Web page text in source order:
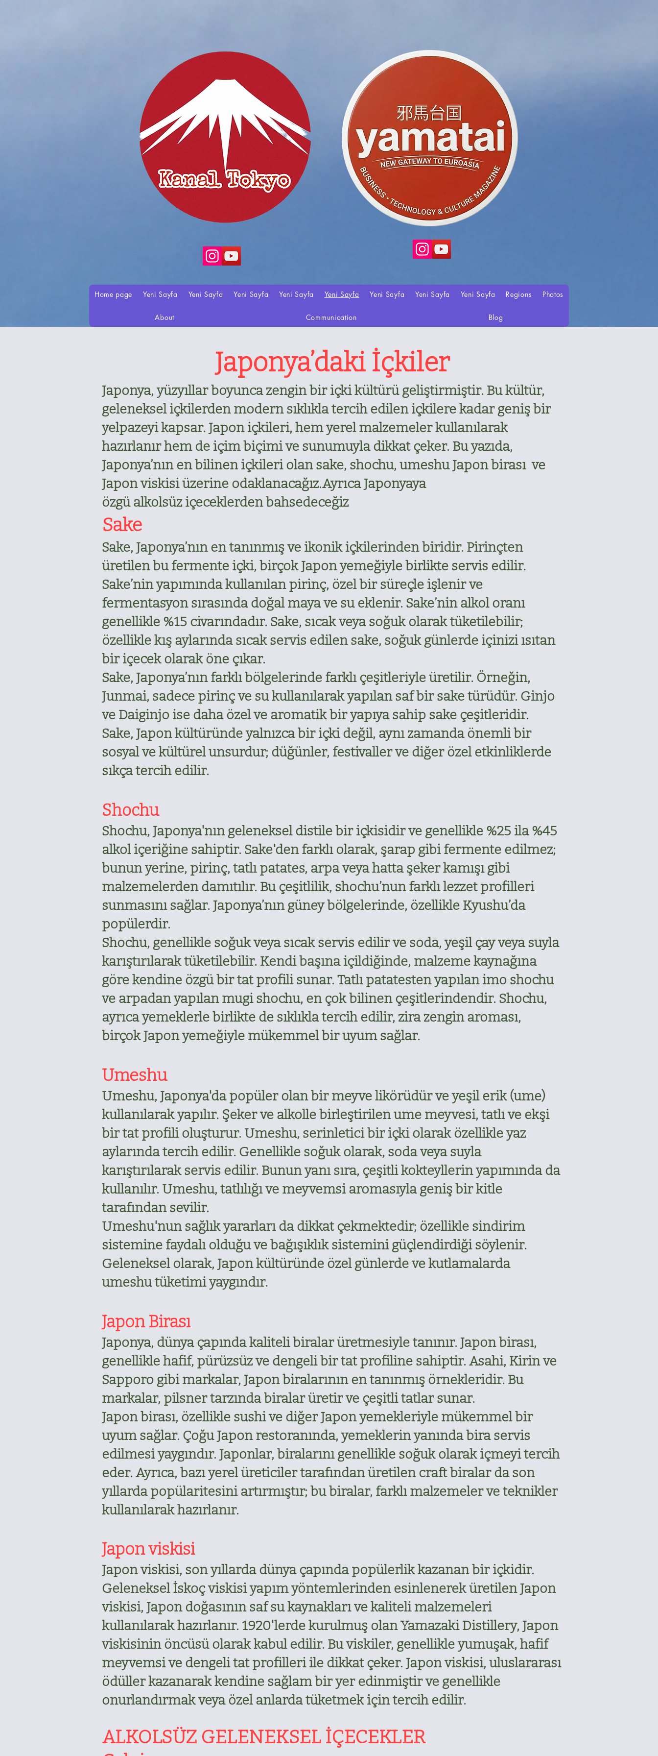
Home page Yeni Sayfa Yeni Sayfa Yeni Sayfa Yeni Sayfa Yeni Sayfa Yeni Sayfa Yeni Sayfa Yeni Sayfa Regions Photos
About Communication Blog
Japonya’daki İçkiler
Japonya, yüzyıllar boyunca zengin bir içki kültürü geliştirmiştir. Bu kültür,
geleneksel içkilerden modern sıklıkla tercih edilen içkilere kadar geniş bir
yelpazeyi kapsar. Japon içkileri, hem yerel malzemeler kullanılarak
hazırlanır hem de içim biçimi ve sunumuyla dikkat çeker. Bu yazıda,
Japonya’nın en bilinen içkileri olan sake, shochu, umeshu Japon birası ve
Japon viskisi üzerine odaklanacağız.Ayrıca Japonyaya
özgü alkolsüz içeceklerden bahsedeceğiz
Sake
Sake, Japonya’nın en tanınmış ve ikonik içkilerinden biridir. Pirinçten
üretilen bu fermente içki, birçok Japon yemeğiyle birlikte servis edilir.
Sake’nin yapımında kullanılan pirinç, özel bir süreçle işlenir ve
fermentasyon sırasında doğal maya ve su eklenir. Sake’nin alkol oranı
genellikle %15 civarındadır. Sake, sıcak veya soğuk olarak tüketilebilir;
özellikle kış aylarında sıcak servis edilen sake, soğuk günlerde içinizi ısıtan
bir içecek olarak öne çıkar.
Sake, Japonya’nın farklı bölgelerinde farklı çeşitleriyle üretilir. Örneğin,
Junmai, sadece pirinç ve su kullanılarak yapılan saf bir sake türüdür. Ginjo
ve Daiginjo ise daha özel ve aromatik bir yapıya sahip sake çeşitleridir.
Sake, Japon kültüründe yalnızca bir içki değil, aynı zamanda önemli bir
sosyal ve kültürel unsurdur; düğünler, festivaller ve diğer özel etkinliklerde
sıkça tercih edilir.
Shochu
Shochu, Japonya'nın geleneksel distile bir içkisidir ve genellikle %25 ila %45
alkol içeriğine sahiptir. Sake'den farklı olarak, şarap gibi fermente edilmez;
bunun yerine, pirinç, tatlı patates, arpa veya hatta şeker kamışı gibi
malzemelerden damıtılır. Bu çeşitlilik, shochu’nun farklı lezzet profilleri
sunmasını sağlar. Japonya’nın güney bölgelerinde, özellikle Kyushu’da
popülerdir.
Shochu, genellikle soğuk veya sıcak servis edilir ve soda, yeşil çay veya suyla
karıştırılarak tüketilebilir. Kendi başına içildiğinde, malzeme kaynağına
göre kendine özgü bir tat profili sunar. Tatlı patatesten yapılan imo shochu
ve arpadan yapılan mugi shochu, en çok bilinen çeşitlerindendir. Shochu,
ayrıca yemeklerle birlikte de sıklıkla tercih edilir, zira zengin aroması,
birçok Japon yemeğiyle mükemmel bir uyum sağlar.
Umeshu
Umeshu, Japonya'da popüler olan bir meyve likörüdür ve yeşil erik (ume)
kullanılarak yapılır. Şeker ve alkolle birleştirilen ume meyvesi, tatlı ve ekşi
bir tat profili oluşturur. Umeshu, serinletici bir içki olarak özellikle yaz
aylarında tercih edilir. Genellikle soğuk olarak, soda veya suyla
karıştırılarak servis edilir. Bunun yanı sıra, çeşitli kokteyllerin yapımında da
kullanılır. Umeshu, tatlılığı ve meyvemsi aromasıyla geniş bir kitle
tarafından sevilir.
Umeshu'nun sağlık yararları da dikkat çekmektedir; özellikle sindirim
sistemine faydalı olduğu ve bağışıklık sistemini güçlendirdiği söylenir.
Geleneksel olarak, Japon kültüründe özel günlerde ve kutlamalarda
umeshu tüketimi yaygındır.
Japon Birası
Japonya, dünya çapında kaliteli biralar üretmesiyle tanınır. Japon birası,
genellikle hafif, pürüzsüz ve dengeli bir tat profiline sahiptir. Asahi, Kirin ve
Sapporo gibi markalar, Japon biralarının en tanınmış örnekleridir. Bu
markalar, pilsner tarzında biralar üretir ve çeşitli tatlar sunar.
Japon birası, özellikle sushi ve diğer Japon yemekleriyle mükemmel bir
uyum sağlar. Çoğu Japon restoranında, yemeklerin yanında bira servis
edilmesi yaygındır. Japonlar, biralarını genellikle soğuk olarak içmeyi tercih
eder. Ayrıca, bazı yerel üreticiler tarafından üretilen craft biralar da son
yıllarda popülaritesini artırmıştır; bu biralar, farklı malzemeler ve teknikler
kullanılarak hazırlanır.
Japon viskisi
Japon viskisi, son yıllarda dünya çapında popülerlik kazanan bir içkidir.
Geleneksel İskoç viskisi yapım yöntemlerinden esinlenerek üretilen Japon
viskisi, Japon doğasının saf su kaynakları ve kaliteli malzemeleri
kullanılarak hazırlanır. 1920'lerde kurulmuş olan Yamazaki Distillery, Japon
viskisinin öncüsü olarak kabul edilir. Bu viskiler, genellikle yumuşak, hafif
meyvemsi ve dengeli tat profilleri ile dikkat çeker. Japon viskisi, uluslararası
ödüller kazanarak kendine sağlam bir yer edinmiştir ve genellikle
onurlandırmak veya özel anlarda tüketmek için tercih edilir.
ALKOLSÜZ GELENEKSEL İÇECEKLER